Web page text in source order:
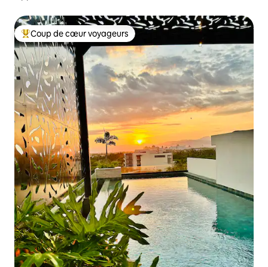
Coups de cœur voyageurs les plus appréciés
Coup de cœur voyageurs